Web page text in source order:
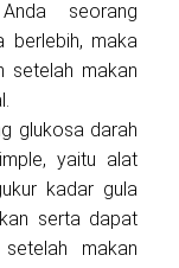
seorang
berlebih, maka
setelah makan
glukosa darah
yaitu alat
kadar gula
serta dapat
makan